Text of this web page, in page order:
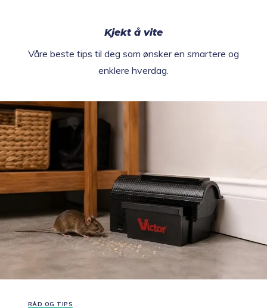
Kjekt å vite
Våre beste tips til deg som ønsker en smartere og
enklere hverdag.
RÅD OG TIPS